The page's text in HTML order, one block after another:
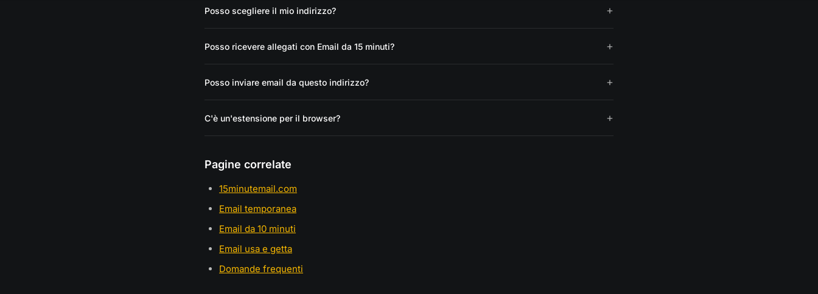
Posso scegliere il mio indirizzo?
Posso ricevere allegati con Email da 15 minuti?
Posso inviare email da questo indirizzo?
C'è un'estensione per il browser?
Pagine correlate
15minutemail.com
Email temporanea
Email da 10 minuti
Email usa e getta
Domande frequenti